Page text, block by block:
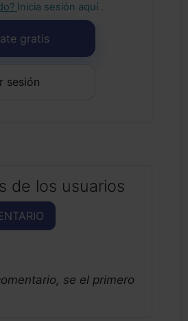
Inicia sesión aquí .
gratis
sesión
de los usuarios
se el primero